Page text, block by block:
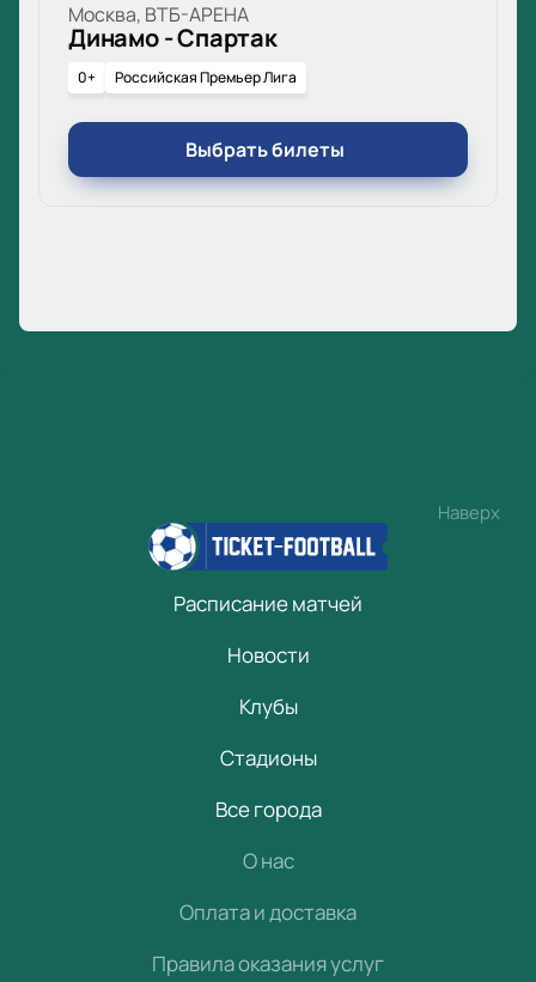
Москва, ВТБ-АРЕНА
Динамо - Спартак
0+ Российская Премьер Лига
Выбрать билеты
Наверх
Расписание матчей
Новости
Клубы
Стадионы
Все города
О нас
Оплата и доставка
Правила оказания услуг